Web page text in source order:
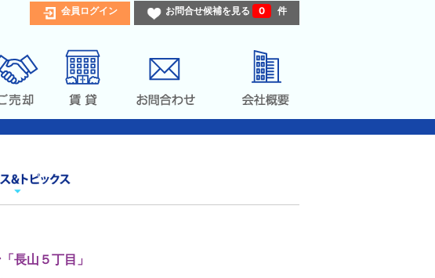
会員ログイン お問合せ候補を見る 0 件
長山５丁目」